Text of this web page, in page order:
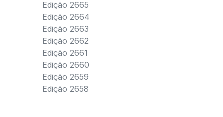
Edição 2665
Edição 2664
Edição 2663
Edição 2662
Edição 2661
Edição 2660
Edição 2659
Edição 2658